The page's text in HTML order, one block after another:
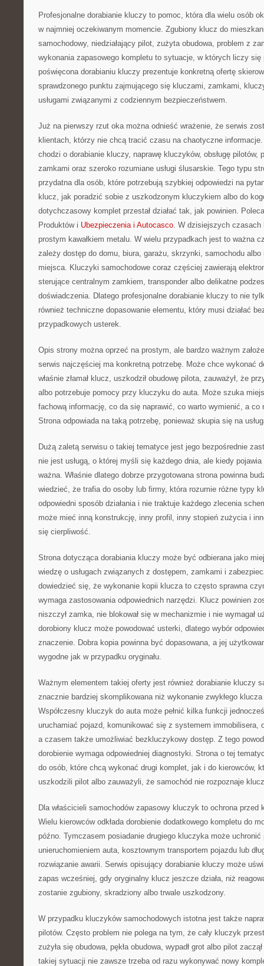
Profesjonalne dorabianie kluczy to pomoc, która dla wielu osób
w najmniej oczekiwanym momencie. Zgubiony klucz do
samochodowy, niedziałający pilot, zużyta obudowa, problem z
wykonania zapasowego kompletu to sytuacje, w których liczy się
poświęcona dorabianiu kluczy prezentuje konkretną ofertę
sprawdzonego punktu zajmującego się kluczami, zamkami,
usługami związanymi z codziennym bezpieczeństwem.
Już na pierwszy rzut oka można odnieść wrażenie, że serwis
klientach, którzy nie chcą tracić czasu na chaotyczne
chodzi o dorabianie kluczy, naprawę kluczyków, obsługę pilotów,
zamkami oraz szeroko rozumiane usługi ślusarskie. Tego typu
przydatna dla osób, które potrzebują szybkiej odpowiedzi na
klucz, jak poradzić sobie z uszkodzonym kluczykiem albo do
dotychczasowy komplet przestał działać tak, jak powinien.
Produktów i Ubezpieczenia i Autocasco. W dzisiejszych
prostym kawałkiem metalu. W wielu przypadkach jest to ważna
zależy dostęp do domu, biura, garażu, skrzynki, samochodu albo
miejsca. Kluczyki samochodowe coraz częściej zawierają
sterujące centralnym zamkiem, transponder albo delikatne
doświadczenia. Dlatego profesjonalne dorabianie kluczy to nie
również techniczne dopasowanie elementu, który musi działać
przypadkowych usterek.
Opis strony można oprzeć na prostym, ale bardzo ważnym
serwis najczęściej ma konkretną potrzebę. Może chce wykonać
właśnie złamał klucz, uszkodził obudowę pilota, zauważył, że
albo potrzebuje pomocy przy kluczyku do auta. Może szuka
fachową informację, co da się naprawić, co warto wymienić, a co
Strona odpowiada na taką potrzebę, ponieważ skupia się na
Dużą zaletą serwisu o takiej tematyce jest jego bezpośrednie
nie jest usługą, o której myśli się każdego dnia, ale kiedy
ważna. Właśnie dlatego dobrze przygotowana strona powinna
wiedzieć, że trafia do osoby lub firmy, która rozumie różne typy
odpowiedni sposób działania i nie traktuje każdego zlecenia
może mieć inną konstrukcję, inny profil, inny stopień zużycia i
się cierpliwość.
Strona dotycząca dorabiania kluczy może być odbierana jako
wiedzę o usługach związanych z dostępem, zamkami i
dowiedzieć się, że wykonanie kopii klucza to często sprawna
wymaga zastosowania odpowiednich narzędzi. Klucz powinien
niszczył zamka, nie blokował się w mechanizmie i nie wymagał
dorobiony klucz może powodować usterki, dlatego wybór
znaczenie. Dobra kopia powinna być dopasowana, a jej
wygodne jak w przypadku oryginału.
Ważnym elementem takiej oferty jest również dorabianie kluczy
znacznie bardziej skomplikowana niż wykonanie zwykłego
Współczesny kluczyk do auta może pełnić kilka funkcji
uruchamiać pojazd, komunikować się z systemem immobilisera,
a czasem także umożliwiać bezkluczykowy dostęp. Z tego
dorobienie wymaga odpowiedniej diagnostyki. Strona o tej
do osób, które chcą wykonać drugi komplet, jak i do kierowców,
uszkodzili pilot albo zauważyli, że samochód nie rozpoznaje
Dla właścicieli samochodów zapasowy kluczyk to ochrona przed
Wielu kierowców odkłada dorobienie dodatkowego kompletu do
późno. Tymczasem posiadanie drugiego kluczyka może uchronić
unieruchomieniem auta, kosztownym transportem pojazdu lub
rozwiązanie awarii. Serwis opisujący dorabianie kluczy może
zapas wcześniej, gdy oryginalny klucz jeszcze działa, niż
zostanie zgubiony, skradziony albo trwale uszkodzony.
W przypadku kluczyków samochodowych istotna jest także
pilotów. Często problem nie polega na tym, że cały kluczyk
zużyła się obudowa, pękła obudowa, wypadł grot albo pilot
takiej sytuacji nie zawsze trzeba od razu wykonywać nowy